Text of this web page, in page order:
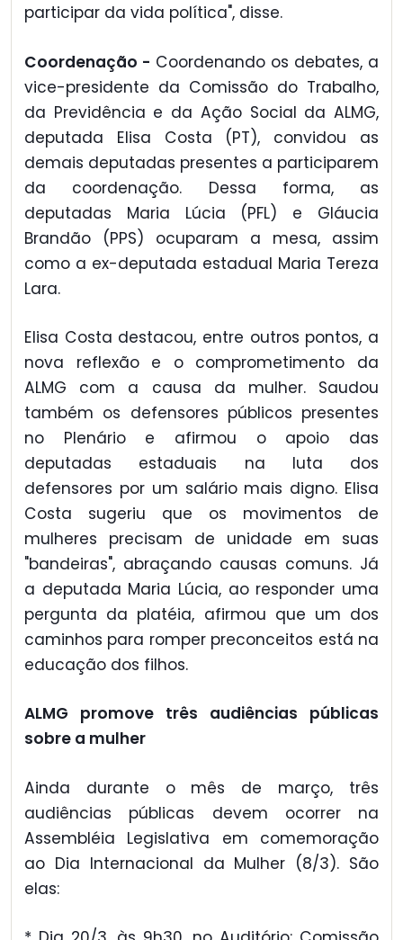
participar da vida política", disse.
Coordenação - Coordenando os debates, a
vice-presidente da Comissão do Trabalho,
da Previdência e da Ação Social da ALMG,
deputada Elisa Costa (PT), convidou as
demais deputadas presentes a participarem
da coordenação. Dessa forma, as
deputadas Maria Lúcia (PFL) e Gláucia
Brandão (PPS) ocuparam a mesa, assim
como a ex-deputada estadual Maria Tereza
Lara.
Elisa Costa destacou, entre outros pontos, a
nova reflexão e o comprometimento da
ALMG com a causa da mulher. Saudou
também os defensores públicos presentes
no Plenário e afirmou o apoio das
deputadas estaduais na luta dos
defensores por um salário mais digno. Elisa
Costa sugeriu que os movimentos de
mulheres precisam de unidade em suas
"bandeiras", abraçando causas comuns. Já
a deputada Maria Lúcia, ao responder uma
pergunta da platéia, afirmou que um dos
caminhos para romper preconceitos está na
educação dos filhos.
ALMG promove três audiências públicas
sobre a mulher
Ainda durante o mês de março, três
audiências públicas devem ocorrer na
Assembléia Legislativa em comemoração
ao Dia Internacional da Mulher (8/3). São
elas: